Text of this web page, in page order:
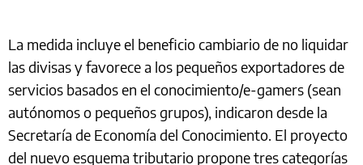
La medida incluye el beneficio cambiario de no liquidar
las divisas y favorece a los pequeños exportadores de
servicios basados en el conocimiento/e-gamers (sean
autónomos o pequeños grupos), indicaron desde la
Secretaría de Economía del Conocimiento. El proyecto
del nuevo esquema tributario propone tres categorías